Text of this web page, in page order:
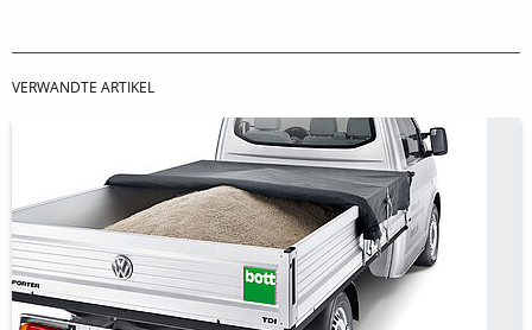
VERWANDTE ARTIKEL